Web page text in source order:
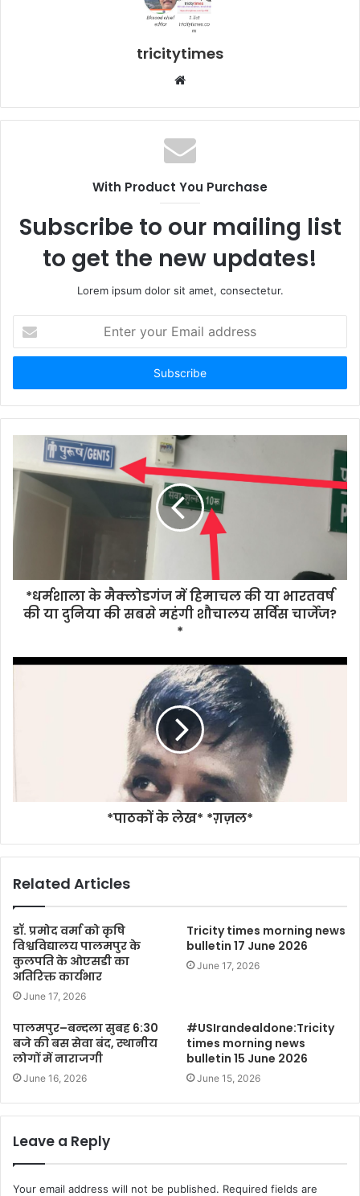
tricitytimes
Website
With Product You Purchase
Subscribe to our mailing list
to get the new updates!
Lorem ipsum dolor sit amet, consectetur.
your
Email
*धर्मशाला के मैक्लोडगंज में हिमाचल की या भारतवर्ष
की या दुनिया की सबसे महंगी शौचालय सर्विस चार्जेज?
*
*पाठकों के लेख* *ग़ज़ल*
Related Articles
डॉ. प्रमोद वर्मा को कृषि
विश्वविद्यालय पालमपुर के
कुलपति के ओएसडी का
अतिरिक्त कार्यभार
June 17, 2026
Tricity times morning news
bulletin 17 June 2026
June 17, 2026
पालमपुर–बन्दला सुबह 6:30
बजे की बस सेवा बंद, स्थानीय
लोगों में नाराजगी
June 16, 2026
#USIrandealdone:Tricity
times morning news
bulletin 15 June 2026
June 15, 2026
Leave a Reply
Your email address will not be published. Required fields are